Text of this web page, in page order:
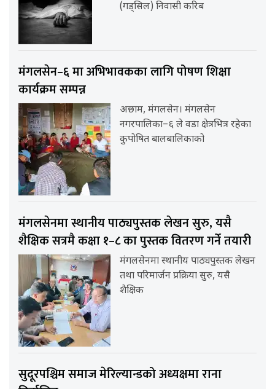
(गड्सिल) निवासी करिब
मंगलसेन–६ मा अभिभावकका लागि पोषण शिक्षा
कार्यक्रम सम्पन्न
अछाम, मंगलसेन। मंगलसेन
नगरपालिका–६ ले वडा क्षेत्रभित्र रहेका
कुपोषित बालबालिकाको
मंगलसेनमा स्थानीय पाठ्यपुस्तक लेखन सुरु, यसै
शैक्षिक सत्रमै कक्षा १–८ का पुस्तक वितरण गर्ने तयारी
मंगलसेनमा स्थानीय पाठ्यपुस्तक लेखन
तथा परिमार्जन प्रक्रिया सुरु, यसै
शैक्षिक
सुदूरपश्चिम समाज मेरिल्यान्डको अध्यक्षमा राना